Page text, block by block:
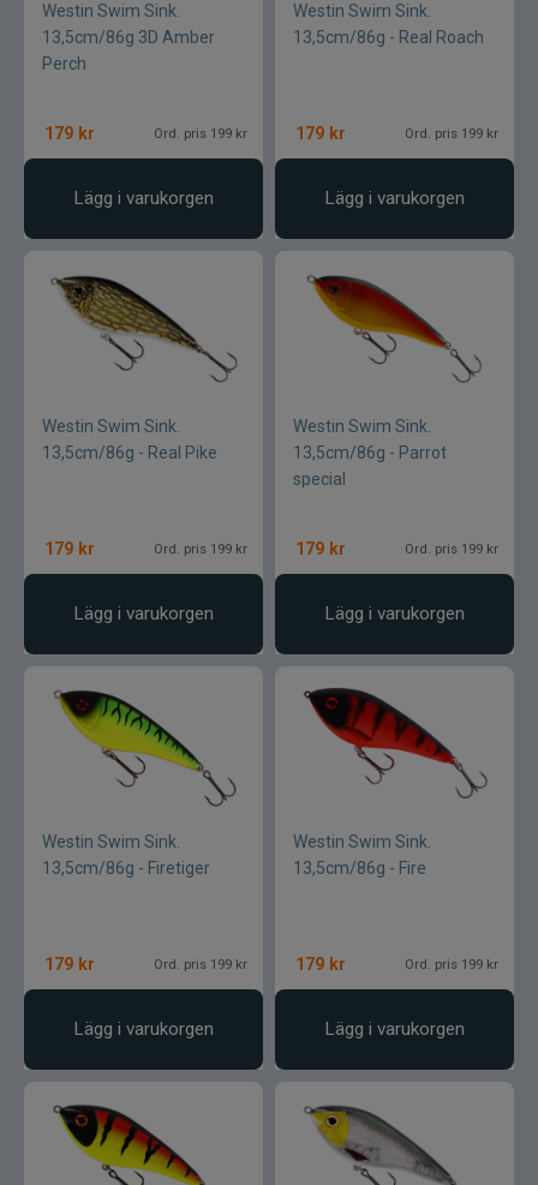
Westin Swim Sink.
13,5cm/86g 3D Amber
Perch
179 kr Ord. pris 199 kr
Lägg i varukorgen
Westin Swim Sink.
13,5cm/86g - Real Roach
179 kr Ord. pris 199 kr
Lägg i varukorgen
Westin Swim Sink.
13,5cm/86g - Real Pike
179 kr Ord. pris 199 kr
Lägg i varukorgen
Westin Swim Sink.
13,5cm/86g - Parrot
special
179 kr Ord. pris 199 kr
Lägg i varukorgen
Westin Swim Sink.
13,5cm/86g - Firetiger
179 kr Ord. pris 199 kr
Lägg i varukorgen
Westin Swim Sink.
13,5cm/86g - Fire
179 kr Ord. pris 199 kr
Lägg i varukorgen